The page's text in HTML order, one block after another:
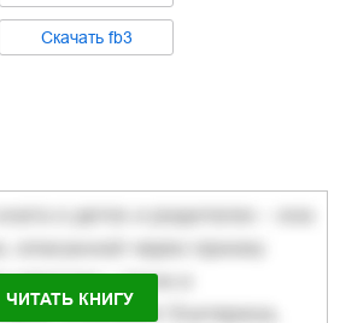
Cкачать fb3
ЧИТАТЬ КНИГУ